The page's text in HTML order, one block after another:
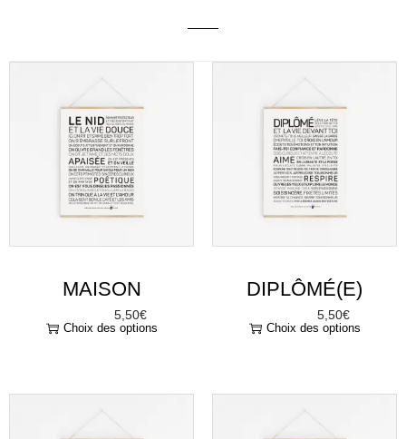
MAISON
5,50€
Choix des options
DIPLÔMÉ(E)
5,50€
Choix des options